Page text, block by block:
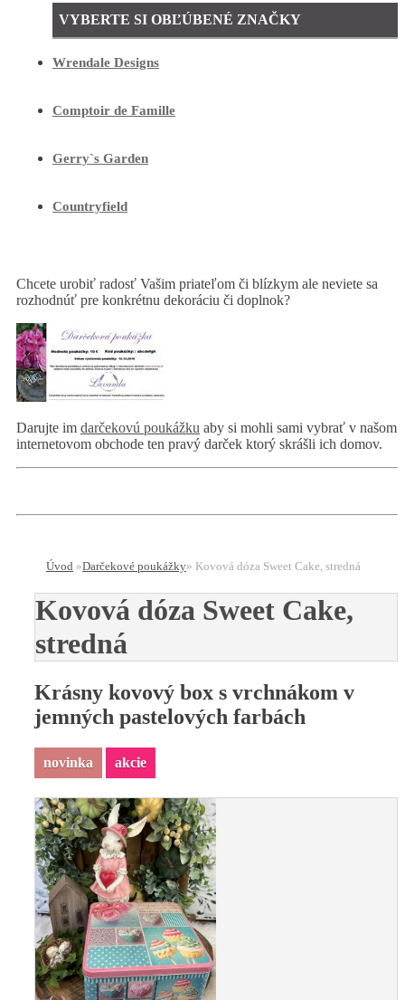
VYBERTE SI OBĽÚBENÉ ZNAČKY
Wrendale Designs
Comptoir de Famille
Gerry`s Garden
Countryfield
Chcete urobiť radosť Vašim priateľom či blízkym ale neviete sa
rozhodnúť pre konkrétnu dekoráciu či doplnok?
Darujte im darčekovú poukážku aby si mohli sami vybrať v našom
internetovom obchode ten pravý darček ktorý skrášli ich domov.
Úvod »Darčekové poukážky» Kovová dóza Sweet Cake, stredná
Kovová dóza Sweet Cake,
stredná
Krásny kovový box s vrchnákom v
jemných pastelových farbách
novinka akcie